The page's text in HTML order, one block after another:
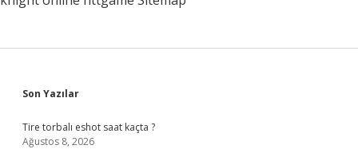
Sidebar
Son Yazılar
Tire torbalı eshot saat kaçta ?
Ağustos 8, 2026